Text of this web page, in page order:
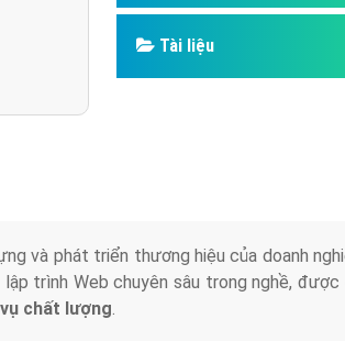
Quảng cáo Cốc Cốc hiệu quả
Quảng cáo Zalo chuyên nghiệp
Tài liệu
và phát triển thương hiệu của doanh
trình Web chuyên sâu trong nghề,
chất lượng.